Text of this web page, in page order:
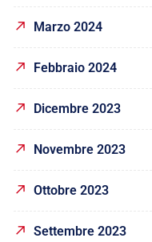
Marzo 2024
Febbraio 2024
Dicembre 2023
Novembre 2023
Ottobre 2023
Settembre 2023